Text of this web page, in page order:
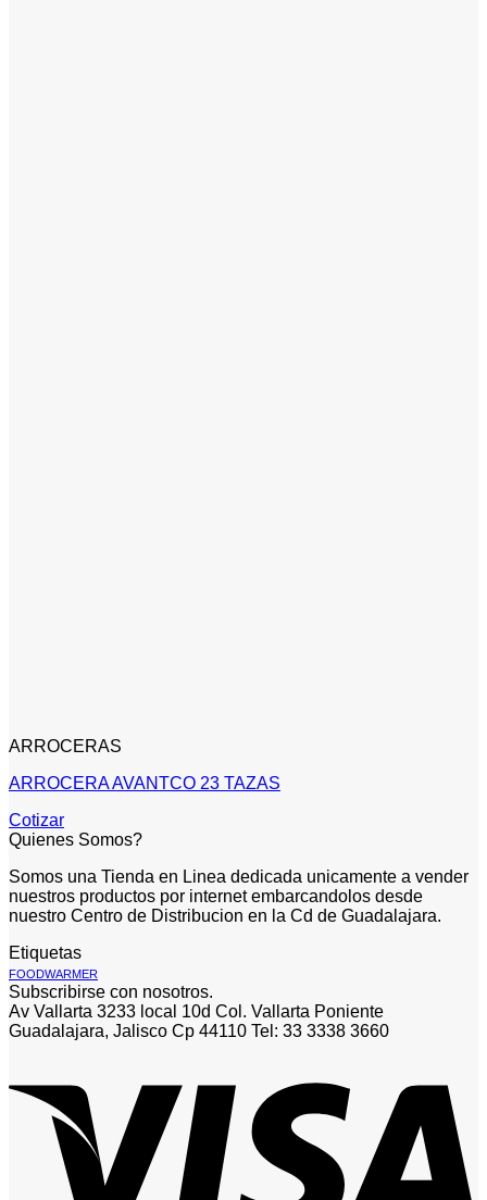
ARROCERAS
ARROCERA AVANTCO 23 TAZAS
Cotizar
Quienes Somos?
Somos una Tienda en Linea dedicada unicamente a vender
nuestros productos por internet embarcandolos desde
nuestro Centro de Distribucion en la Cd de Guadalajara.
Etiquetas
FOODWARMER
Subscribirse con nosotros.
Av Vallarta 3233 local 10d Col. Vallarta Poniente
Guadalajara, Jalisco Cp 44110 Tel: 33 3338 3660